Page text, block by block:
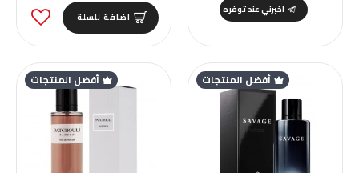
اخبرني عند توفره
اضافة للسلة
أفضل المنتجات أفضل المنتجات